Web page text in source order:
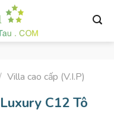
Villa cao cấp (V.I.P)
C12 Tô